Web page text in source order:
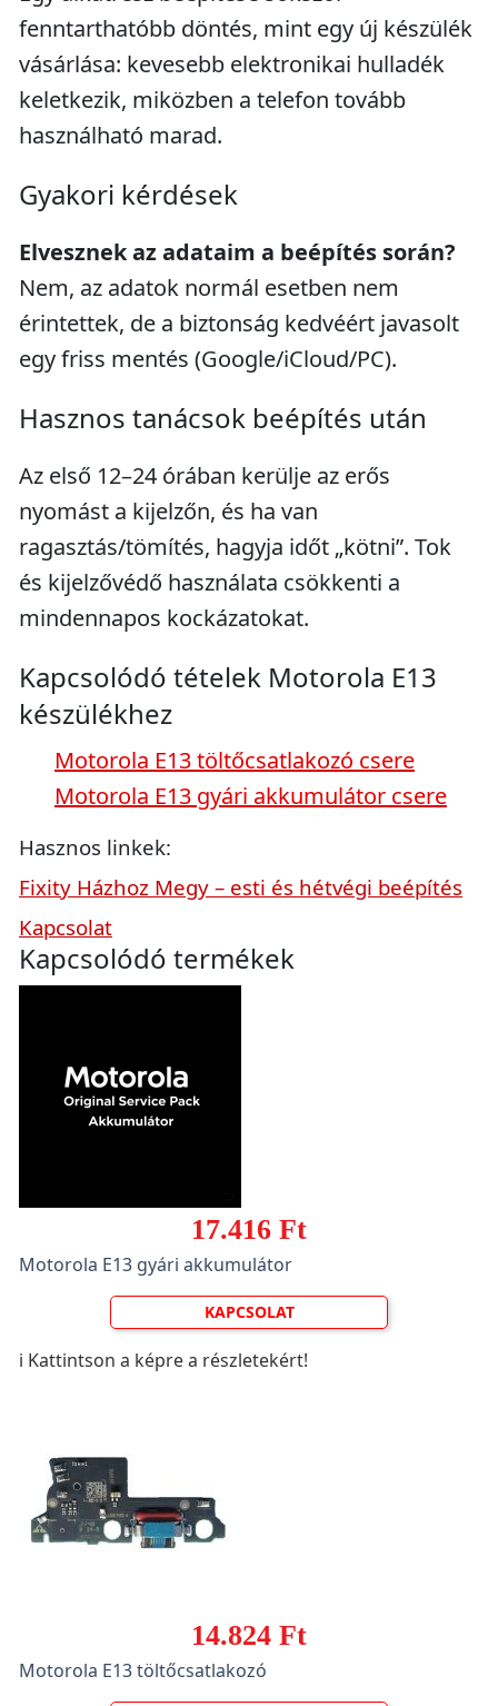
fenntarthatóbb döntés, mint egy új készülék
vásárlása: kevesebb elektronikai hulladék
keletkezik, miközben a telefon tovább
használható marad.
Gyakori kérdések
Elvesznek az adataim a beépítés során?
Nem, az adatok normál esetben nem
érintettek, de a biztonság kedvéért javasolt
egy friss mentés (Google/iCloud/PC).
Hasznos tanácsok beépítés után
Az első 12–24 órában kerülje az erős
nyomást a kijelzőn, és ha van
ragasztás/tömítés, hagyja időt „kötni”. Tok
és kijelzővédő használata csökkenti a
mindennapos kockázatokat.
Kapcsolódó tételek Motorola E13
készülékhez
Motorola E13 töltőcsatlakozó csere
Motorola E13 gyári akkumulátor csere
Hasznos linkek:
Fixity Házhoz Megy – esti és hétvégi beépítés
Kapcsolat
Kapcsolódó termékek
17.416 Ft
Motorola E13 gyári akkumulátor
KAPCSOLAT
ℹ️ Kattintson a képre a részletekért!
14.824 Ft
Motorola E13 töltőcsatlakozó